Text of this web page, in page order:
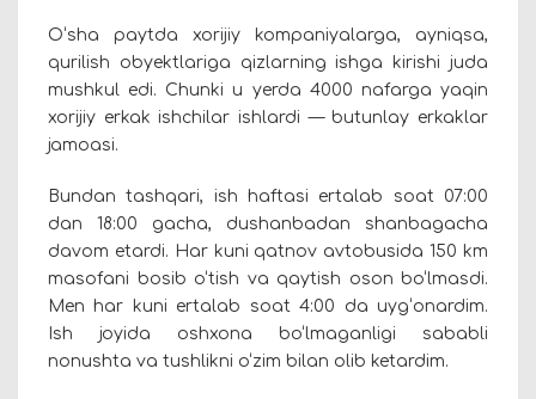
O‘sha paytda xorijiy kompaniyalarga, ayniqsa,
qurilish obyektlariga qizlarning ishga kirishi juda
mushkul edi. Chunki u yerda 4000 nafarga yaqin
xorijiy erkak ishchilar ishlardi — butunlay erkaklar
jamoasi.
Bundan tashqari, ish haftasi ertalab soat 07:00
dan 18:00 gacha, dushanbadan shanbagacha
davom etardi. Har kuni qatnov avtobusida 150 km
masofani bosib o‘tish va qaytish oson bo‘lmasdi.
Men har kuni ertalab soat 4:00 da uyg‘onardim.
Ish joyida oshxona bo‘lmaganligi sababli
nonushta va tushlikni o‘zim bilan olib ketardim.